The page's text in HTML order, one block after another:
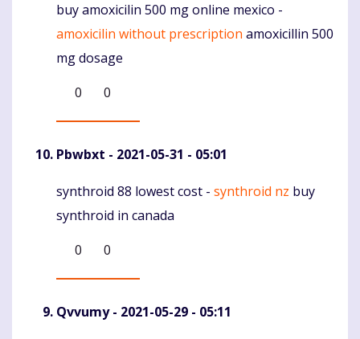
Komentaras
buy amoxicilin 500 mg online mexico -
amoxicilin without prescription amoxicillin 500
mg dosage
0
0
Pbwbxt - 2021-05-31 - 05:01
Komentaras
synthroid 88 lowest cost - synthroid nz buy
synthroid in canada
0
0
Qvvumy- 2021-05-29 - 05:11